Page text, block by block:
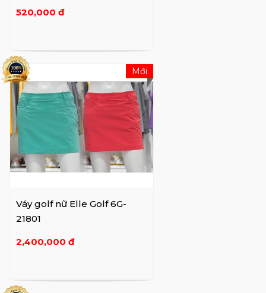
thương hiệu được nhiều người biết đến hơn.
520,000 đ
Váy golf nữ Elle Golf 6G-
21801
2,400,000 đ
Mới